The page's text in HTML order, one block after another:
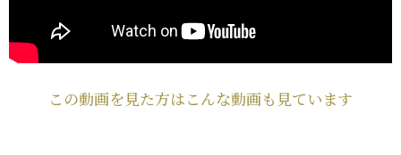
この動画を見た方はこんな動画も見ています